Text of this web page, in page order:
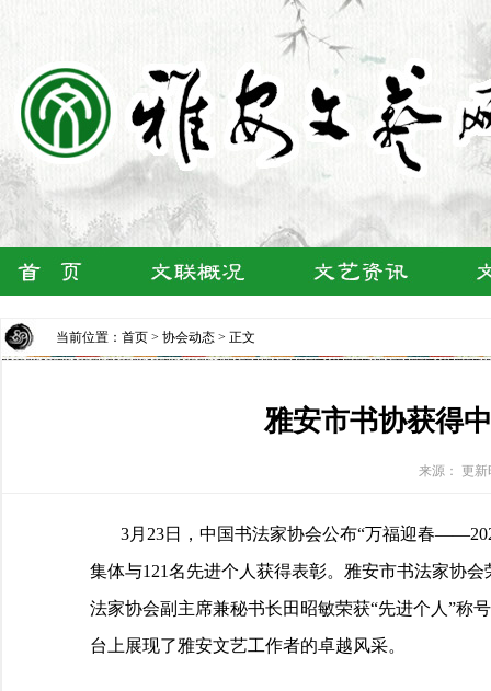
当前位置： 首页 > 协会动态 > 正文
雅安市书协获得
来源： 更新
3月23日，中国书法家协会公布“万福迎春
集体与121名先进个人获得表彰。雅安市书法家协
法家协会副主席兼秘书长田昭敏荣获“先进个人”称
台上展现了雅安文艺工作者的卓越风采。